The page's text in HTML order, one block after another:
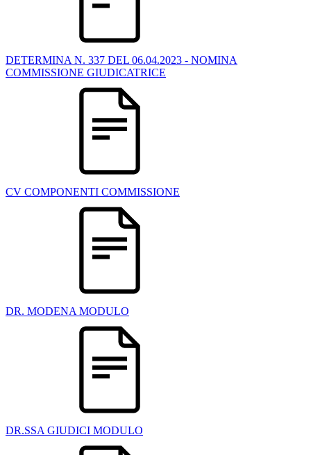
DETERMINA N. 337 DEL 06.04.2023 - NOMINA
COMMISSIONE GIUDICATRICE
CV COMPONENTI COMMISSIONE
DR. MODENA MODULO
DR.SSA GIUDICI MODULO